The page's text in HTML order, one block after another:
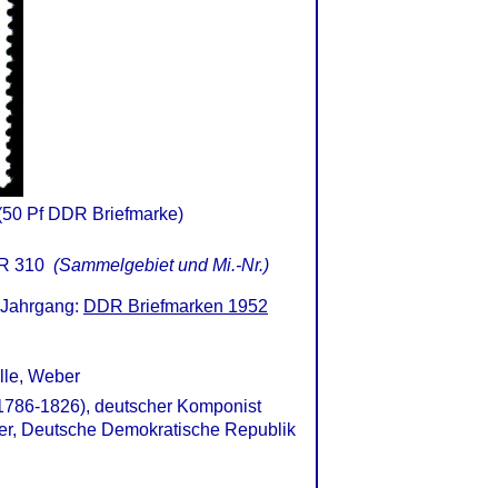
Pf DDR Briefmarke)
310 (Sammelgebiet und Mi.-Nr.)
DDR Briefmarken 1952
Weber
1826), deutscher Komponist
Deutsche Demokratische Republik